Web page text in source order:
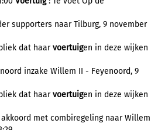
supporters naar Tilburg, 9 november
dat haarvoertuigen in deze wijken
inzake Willem II - Feyenoord, 9
dat haarvoertuigen in deze wijken
met combiregeling naar Willem